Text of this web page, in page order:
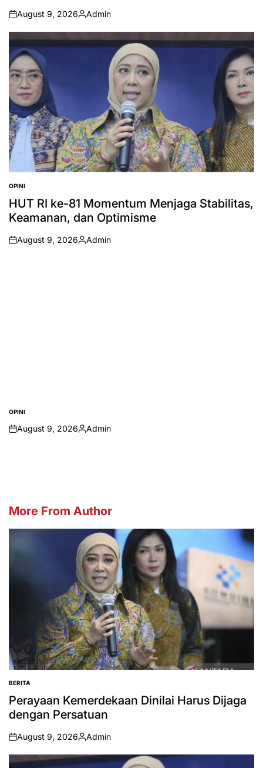
on
August 9, 2026
Posted
by
Admin
POSTED
IN
OPINI
HUT RI ke-81 Momentum Menjaga Stabilitas,
Keamanan, dan Optimisme
on
August 9, 2026
Posted
Admin
POSTED
IN
OPINI
on
August 9, 2026
Posted
Admin
More From Author
POSTED
IN
BERITA
Perayaan Kemerdekaan Dinilai Harus Dijaga
dengan Persatuan
on
August 9, 2026
Posted
by
Admin